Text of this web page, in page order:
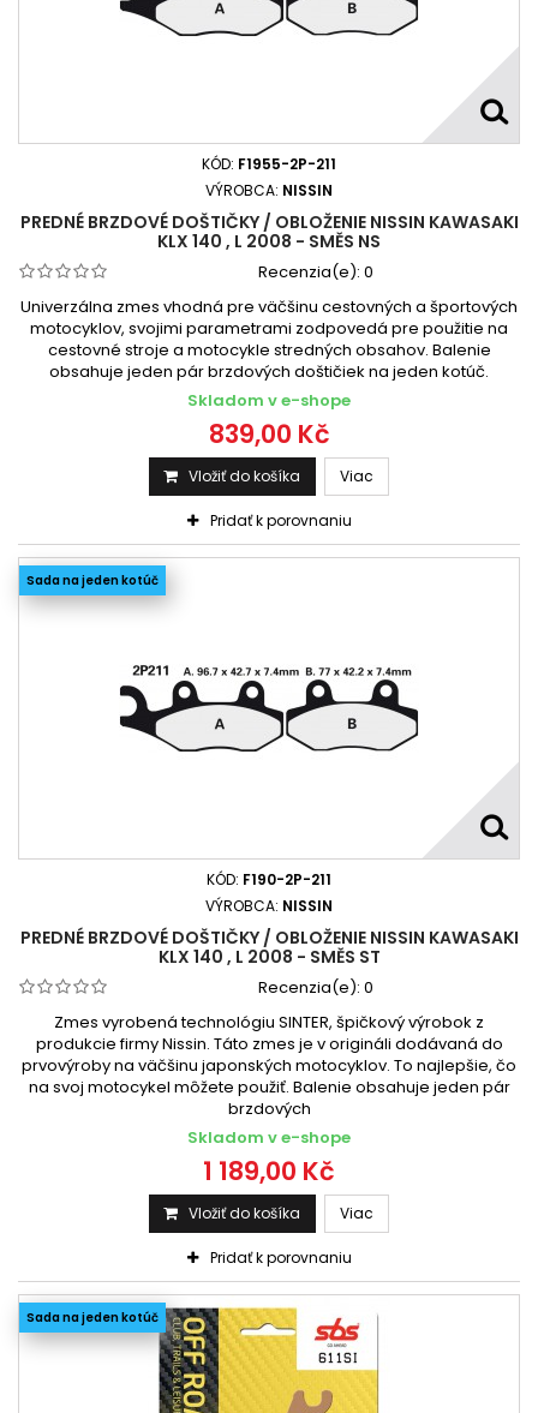
KÓD: F1955-2P-211
VÝROBCA: NISSIN
PREDNÉ BRZDOVÉ DOŠTIČKY / OBLOŽENIE NISSIN KAWASAKI
KLX 140 , L 2008 - SMĚS NS
Recenzia(e): 0
Univerzálna zmes vhodná pre väčšinu cestovných a športových
motocyklov, svojimi parametrami zodpovedá pre použitie na
cestovné stroje a motocykle stredných obsahov. Balenie
obsahuje jeden pár brzdových doštičiek na jeden kotúč.
Skladom v e-shope
839,00 Kč
Vložiť do košíka Viac
Pridať k porovnaniu
Sada na jeden kotúč
KÓD: F190-2P-211
VÝROBCA: NISSIN
PREDNÉ BRZDOVÉ DOŠTIČKY / OBLOŽENIE NISSIN KAWASAKI
KLX 140 , L 2008 - SMĚS ST
Recenzia(e): 0
Zmes vyrobená technológiu SINTER, špičkový výrobok z
produkcie firmy Nissin. Táto zmes je v origináli dodávaná do
prvovýroby na väčšinu japonských motocyklov. To najlepšie, čo
na svoj motocykel môžete použiť. Balenie obsahuje jeden pár
brzdových
Skladom v e-shope
1 189,00 Kč
Vložiť do košíka Viac
Pridať k porovnaniu
Sada na jeden kotúč